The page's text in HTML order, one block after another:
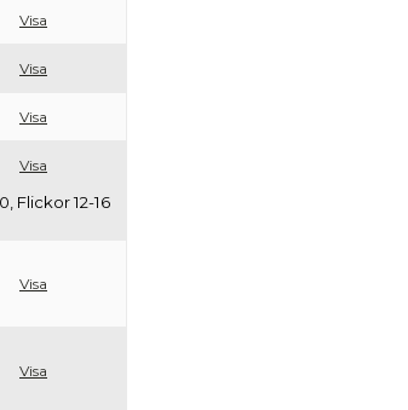
Visa
Visa
Visa
Visa
Flickor 12-16
Visa
Visa